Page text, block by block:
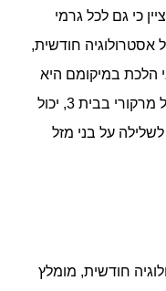
כי גם לכל גרמי
אסטרולוגיה חודשית,
הלכת במיקומם היא
כמובן שונה באשר לכל מזל – מיקומו של מרקורי בבית 3, יכול
על בני מזל
חודשית, מומלץ